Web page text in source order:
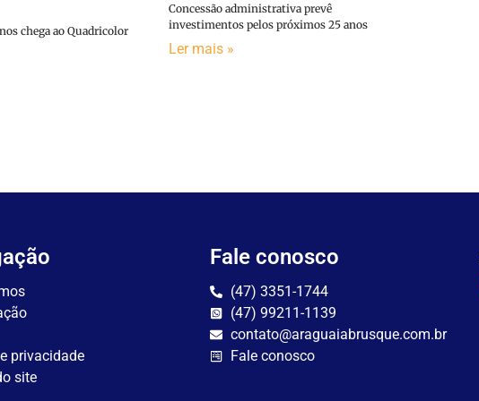
chega ao Quadricolor
Concessão administrativa prevê
investimentos pelos próximos 25 anos
Ler mais »
privacidade
site
Fale conosco
(47) 3351-1744
(47) 99211-1139
contato@araguaiabrusque.com.br
Fale conosco